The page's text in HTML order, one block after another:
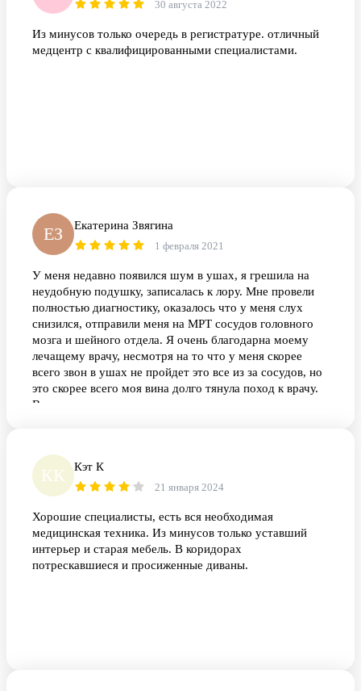
30 августа 2022
Из минусов только очередь в регистратуре. отличный
медцентр с квалифицированными специалистами.
ЕЗ Екатерина Звягина
1 февраля 2021
У меня недавно появился шум в ушах, я грешила на
неудобную подушку, записалась к лору. Мне провели
полностью диагностику, оказалось что у меня слух
снизился, отправили меня на МРТ сосудов головного
мозга и шейного отдела. Я очень благодарна моему
лечащему врачу, несмотря на то что у меня скорее
всего звон в ушах не пройдет это все из за сосудов, но
это скорее всего моя вина долго тянула поход к врачу.
Всем здоровья.
КК Кэт К
21 января 2024
Хорошие специалисты, есть вся необходимая
медицинская техника. Из минусов только уставший
интерьер и старая мебель. В коридорах
потрескавшиеся и просиженные диваны.